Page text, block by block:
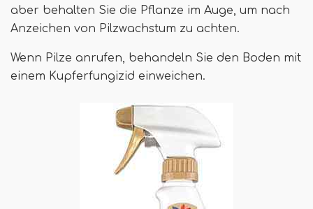
aber behalten Sie die Pflanze im Auge, um nach
Anzeichen von Pilzwachstum zu achten.
Wenn Pilze anrufen, behandeln Sie den Boden mit
einem Kupferfungizid einweichen.